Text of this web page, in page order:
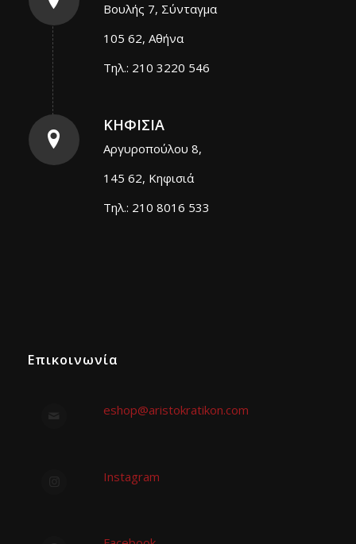
Βουλής 7, Σύνταγμα
105 62, Αθήνα
Τηλ.: 210 3220 546
ΚΗΦΙΣΙΑ
Αργυροπούλου 8,
145 62, Κηφισιά
Τηλ.: 210 8016 533
Επικοινωνία
eshop@aristokratikon.com
Instagram